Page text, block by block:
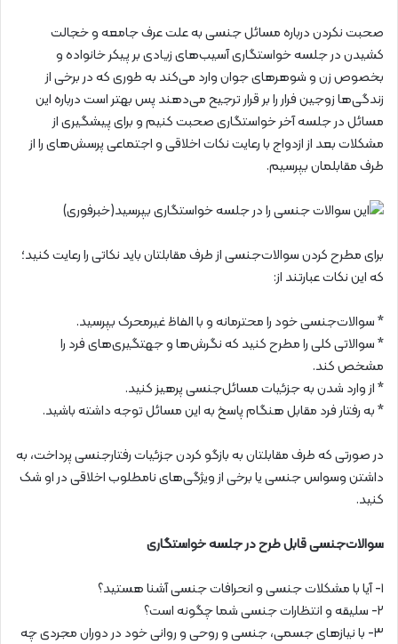
صحبت نکردن درباره مسائل جنسی به علت عرف جامعه و خجالت
کشیدن در جلسه خواستگاری آسیب‌های زیادی بر پیکر خانواده و
بخصوص زن و شوهر‌های جوان وارد می‌کند به طوری که در برخی از
زندگی‌ها زوجین فرار را بر قرار ترجیح می‌دهند پس بهتر است درباره این
مسائل در جلسه آخر خواستگاری صحبت کنیم و برای پیشگیری از
مشکلات بعد از ازدواج با رعایت نکات اخلاقی و اجتماعی پرسش‌های را از
طرف مقابلمان بپرسیم.
برای مطرح کردن سوالات‌جنسی از طرف مقابلتان باید نکاتی را رعایت کنید؛
که این نکات عبارتند از:
* سوالات‌جنسی خود را محترمانه و با الفاظ غیرمحرک بپرسید.
* سوالاتی کلی را مطرح کنید که نگرش‌ها و جهتگیری‌های فرد را
مشخص کند.
* از وارد شدن به جزئیات مسائل‌جنسی پرهیز کنید.
* به رفتار فرد مقابل هنگام پاسخ به این مسائل توجه داشته باشید.
در صورتی که طرف مقابلتان به بازگو کردن جزئیات رفتارجنسی پرداخت، به
داشتن وسواس جنسی یا برخی از ویژگی‌های نامطلوب اخلاقی در او شک
کنید.
سوالات‌جنسی قابل طرح در جلسه خواستگاری
۱- آیا با مشکلات جنسی و انحرافات جنسی آشنا هستید؟
۲- سلیقه و انتظارات جنسی شما چگونه است؟
۳- با نیاز‌های جسمی، جنسی و روحی و روانی خود در دوران مجردی چه